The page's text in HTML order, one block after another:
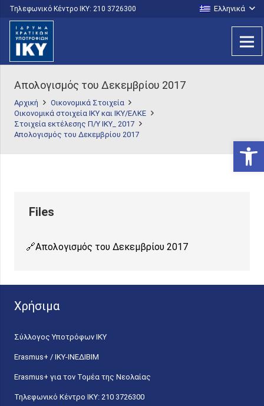
Τηλεφωνικό Κέντρο IKY: 210 3726300 Ελληνικά
Απολογισμός του Δεκεμβρίου 2017
Αρχική
Οικονομικά Στοιχεία
Οικονομικά στοιχεία ΙΚΥ και ΙΚΥ/ΕΛΚΕ
Στοιχεία εκτέλεσης Π/Υ ΙΚΥ_ 2017
Απολογισμός του Δεκεμβρίου 2017
Απολογισμός του Δεκεμβρίου 2017
Χρήσιμα
Σύλλογος Υποτρόφων ΙΚΥ
Erasmus+ / ΙΚΥ-ΙΝΕΔΙΒΙΜ
Erasmus+ για τον Τομέα της Νεολαίας
Τηλεφωνικό Κέντρο IKY: 210 3726300